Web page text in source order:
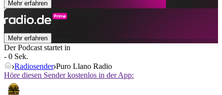
Mehr erfahren
Mehr erfahren
Der Podcast startet in
- 0 Sek.
Radiosender Puro Llano Radio
Höre diesen Sender kostenlos in der App: